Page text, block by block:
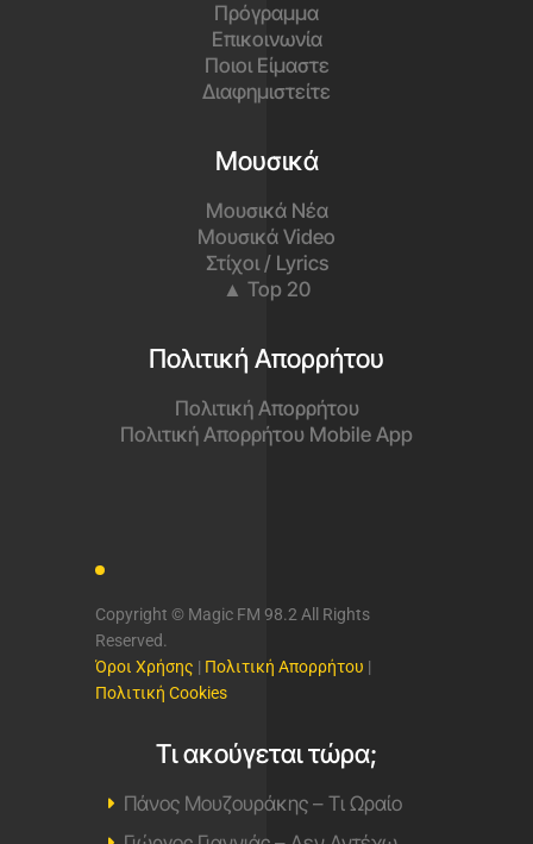
Πρόγραμμα
Επικοινωνία
Ποιοι Είμαστε
Διαφημιστείτε
Μουσικά
Μουσικά Νέα
Μουσικά Video
Στίχοι / Lyrics
▲ Top 20
Πολιτική Απορρήτου
Πολιτική Απορρήτου
Πολιτική Απορρήτου Mobile App
Copyright © Magic FM 98.2 All Rights
Reserved.
Όροι Χρήσης | Πολιτική Απορρήτου |
Πολιτική Cookies
Τι ακούγεται τώρα;
Πάνος Μουζουράκης – Τι Ωραίο